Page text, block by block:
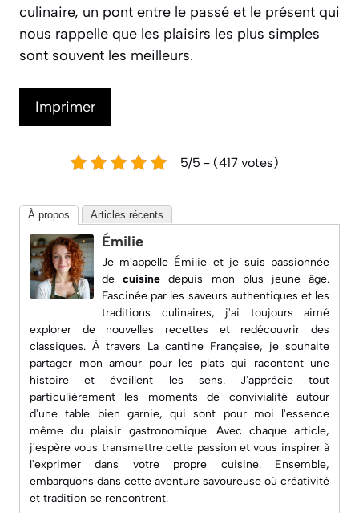
culinaire, un pont entre le passé et le présent qui
nous rappelle que les plaisirs les plus simples
sont souvent les meilleurs.
Imprimer
5/5 - (417 votes)
À propos Articles récents
Émilie
Je m'appelle Émilie et je suis passionnée
decuisine depuis mon plus jeune âge.
Fascinée par les saveurs authentiques et les
traditions culinaires, j'ai toujours aimé
explorer de nouvelles recettes et redécouvrir des
classiques. À travers La cantine Française, je souhaite
partager mon amour pour les plats qui racontent une
histoire et éveillent les sens. J'apprécie tout
particulièrement les moments de convivialité autour
d'une table bien garnie, qui sont pour moi l'essence
même du plaisir gastronomique. Avec chaque article,
j'espère vous transmettre cette passion et vous inspirer à
l'exprimer dans votre propre cuisine. Ensemble,
embarquons dans cette aventure savoureuse où créativité
et tradition se rencontrent.